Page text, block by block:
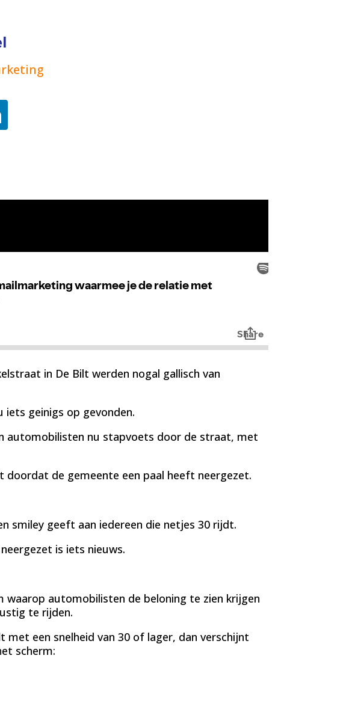
in De Bilt werden nogal gallisch van
iets geinigs op gevonden.
automobilisten nu stapvoets door de straat, met
doordat de gemeente een paal heeft neergezet.
smiley geeft aan iedereen die netjes 30 rijdt.
is iets nieuws.
waarop automobilisten de beloning te zien krijgen
te rijden.
met een snelheid van 30 of lager, dan verschijnt
scherm: